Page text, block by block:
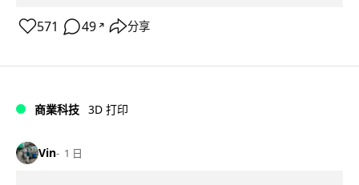
571 49 ↗ 分享
商業科技 3D 打印
Vin 1 日